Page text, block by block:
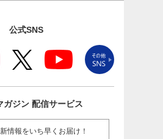
公式SNS
ガジン 配信サービス
情報をいち早くお届け！